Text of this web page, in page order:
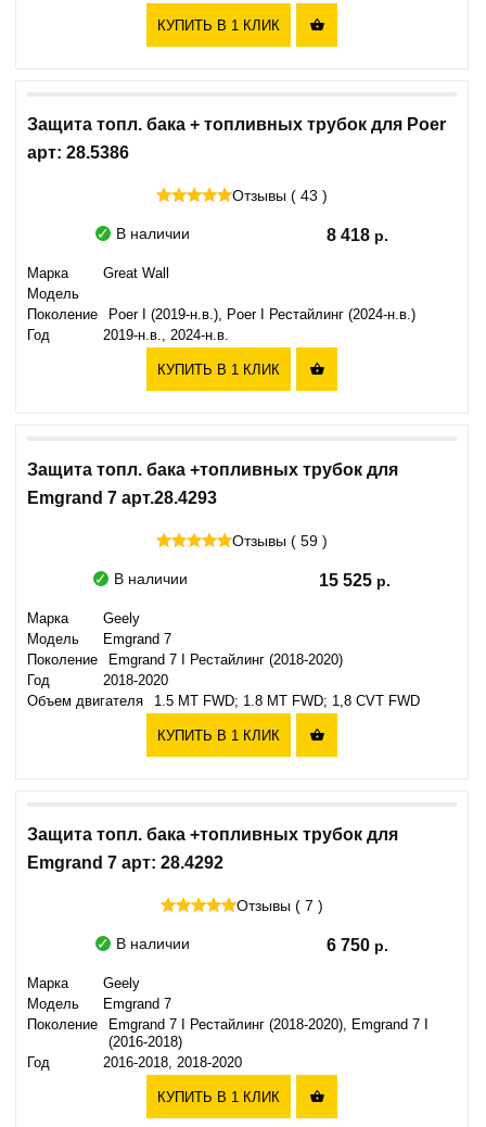
КУПИТЬ В 1 КЛИК 
Защита топл. бака + топливных трубок для Poer
арт: 28.5386
Отзывы ( 43 )
В наличии 8 418
Марка
Great Wall
Модель
Поколение
Poer I (2019-н.в.), Poer I Рестайлинг (2024-н.в.)
Год
2019-н.в., 2024-н.в.
КУПИТЬ В 1 КЛИК 
Защита топл. бака +топливных трубок для
Emgrand 7 арт.28.4293
Отзывы ( 59 )
В наличии 15 525
Марка
Geely
Модель
Emgrand 7
Поколение
Emgrand 7 I Рестайлинг (2018-2020)
Год
2018-2020
Объем двигателя
1.5 MT FWD; 1.8 MT FWD; 1,8 СVT FWD
КУПИТЬ В 1 КЛИК 
Защита топл. бака +топливных трубок для
Emgrand 7 арт: 28.4292
Отзывы ( 7 )
В наличии 6 750
Марка
Geely
Модель
Emgrand 7
Поколение
Emgrand 7 I Рестайлинг (2018-2020), Emgrand 7 I
(2016-2018)
Год
2016-2018, 2018-2020
КУПИТЬ В 1 КЛИК 